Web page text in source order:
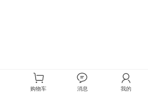
购物车 消息 我的